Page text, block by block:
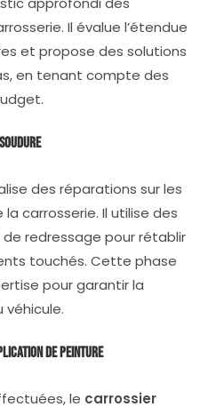
Il évalue l’étendue
et propose des solutions
en tenant compte des
des réparations sur les
carrosserie. Il utilise des
redressage pour rétablir
touchés. Cette phase
pour garantir la
véhicule.
de Peinture
le carrossier